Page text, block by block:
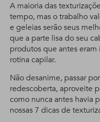
A maioria das
tempo, mas o trabalho
e geleias serão seus
que a parte lisa do seu
produtos que antes
rotina capilar.
Não desanime, passar
redescoberta, aproveite
como nunca antes havia
nossas 7 dicas de